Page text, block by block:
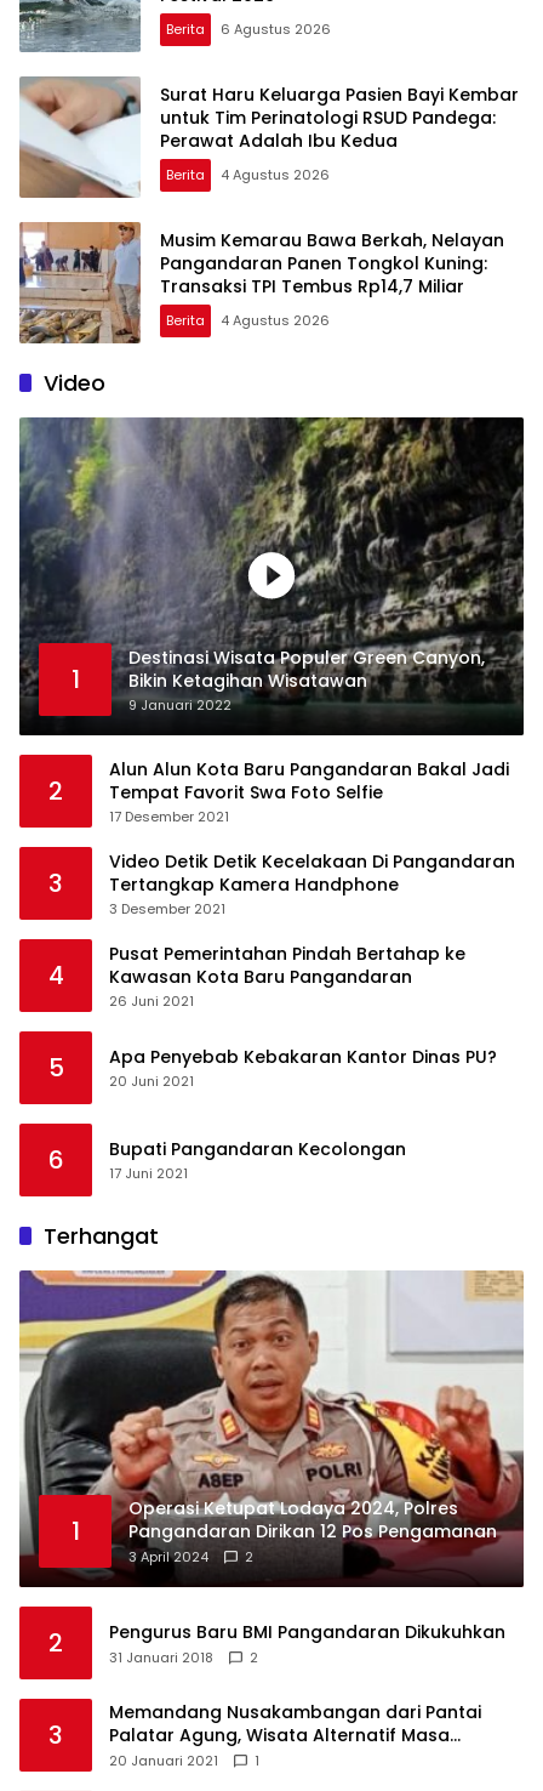
Berita 6 Agustus 2026
Surat Haru Keluarga Pasien Bayi Kembar
untuk Tim Perinatologi RSUD Pandega:
Perawat Adalah Ibu Kedua
Berita 4 Agustus 2026
Musim Kemarau Bawa Berkah, Nelayan
Pangandaran Panen Tongkol Kuning:
Transaksi TPI Tembus Rp14,7 Miliar
Berita 4 Agustus 2026
Video
1
Destinasi Wisata Populer Green Canyon,
Bikin Ketagihan Wisatawan
9 Januari 2022
2
Alun Alun Kota Baru Pangandaran Bakal Jadi
Tempat Favorit Swa Foto Selfie
17 Desember 2021
3
Video Detik Detik Kecelakaan Di Pangandaran
Tertangkap Kamera Handphone
3 Desember 2021
4
Pusat Pemerintahan Pindah Bertahap ke
Kawasan Kota Baru Pangandaran
26 Juni 2021
5 Apa Penyebab Kebakaran Kantor Dinas PU?
20 Juni 2021
6 Bupati Pangandaran Kecolongan
17 Juni 2021
Terhangat
1
Operasi Ketupat Lodaya 2024, Polres
Pangandaran Dirikan 12 Pos Pengamanan
3 April 2024 2
2 Pengurus Baru BMI Pangandaran Dikukuhkan
31 Januari 2018 2
3
Memandang Nusakambangan dari Pantai
Palatar Agung, Wisata Alternatif Masa
Pandemi
20 Januari 2021 1